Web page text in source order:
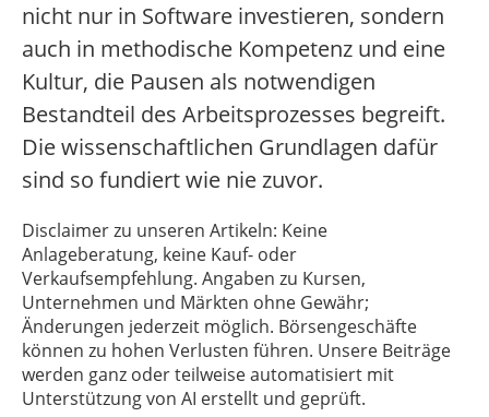
nicht nur in Software investieren, sondern
auch in methodische Kompetenz und eine
Kultur, die Pausen als notwendigen
Bestandteil des Arbeitsprozesses begreift.
Die wissenschaftlichen Grundlagen dafür
sind so fundiert wie nie zuvor.
Disclaimer zu unseren Artikeln: Keine
Anlageberatung, keine Kauf- oder
Verkaufsempfehlung. Angaben zu Kursen,
Unternehmen und Märkten ohne Gewähr;
Änderungen jederzeit möglich. Börsengeschäfte
können zu hohen Verlusten führen. Unsere Beiträge
werden ganz oder teilweise automatisiert mit
Unterstützung von AI erstellt und geprüft.